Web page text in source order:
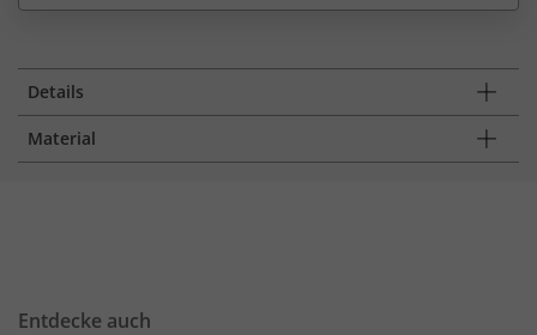
Details
Material
Entdecke auch